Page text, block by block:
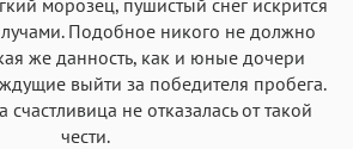
Подобное никого не должно
же данность, как и юные дочери
выйти за победителя пробега.
не отказалась от такой
чести.